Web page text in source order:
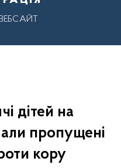
дітей на
пропущені
кору